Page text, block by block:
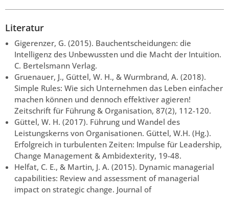
Literatur
Gigerenzer, G. (2015). Bauchentscheidungen: die
Intelligenz des Unbewussten und die Macht der Intuition.
C. Bertelsmann Verlag.
Gruenauer, J., Güttel, W. H., & Wurmbrand, A. (2018).
Simple Rules: Wie sich Unternehmen das Leben einfacher
machen können und dennoch effektiver agieren!
Zeitschrift für Führung & Organisation, 87(2), 112-120.
Güttel, W. H. (2017). Führung und Wandel des
Leistungskerns von Organisationen. Güttel, W.H. (Hg.).
Erfolgreich in turbulenten Zeiten: Impulse für Leadership,
Change Management & Ambidexterity, 19-48.
Helfat, C. E., & Martin, J. A. (2015). Dynamic managerial
capabilities: Review and assessment of managerial
impact on strategic change. Journal of